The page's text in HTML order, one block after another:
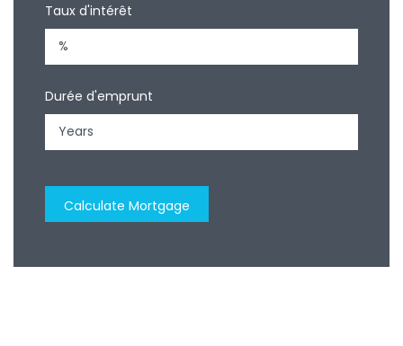
Taux d'intérêt
Durée d'emprunt